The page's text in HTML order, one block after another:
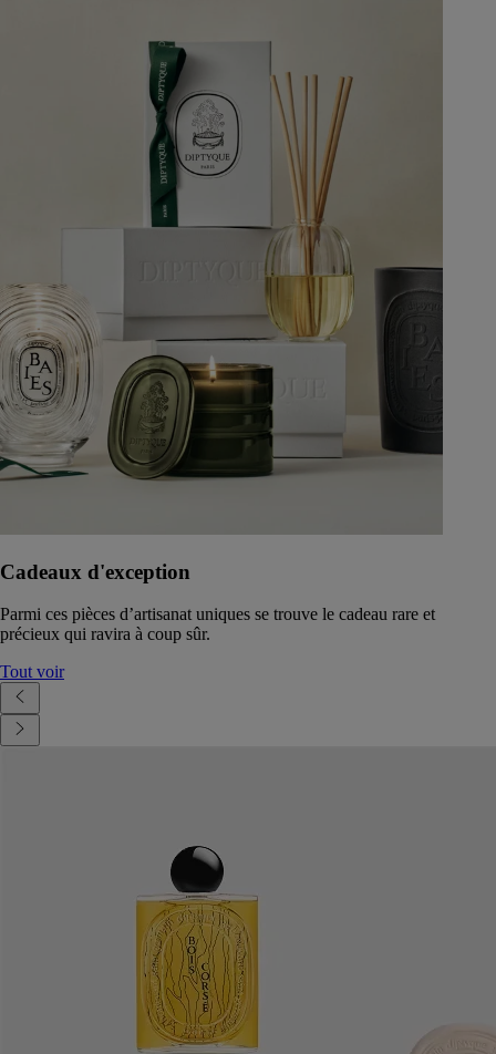
Cadeaux d'exception
Parmi ces pièces d’artisanat uniques se trouve le cadeau rare et
précieux qui ravira à coup sûr.
Tout voir